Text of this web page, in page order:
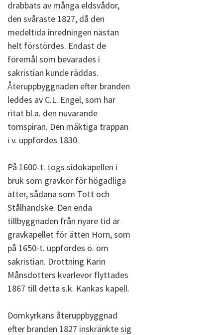
drabbats av många eldsvådor,
den svåraste 1827, då den
medeltida inredningen nästan
helt förstördes. Endast de
föremål som bevarades i
sakristian kunde räddas.
Återuppbyggnaden efter branden
leddes av C.L. Engel, som har
ritat bl.a. den nuvarande
tornspiran. Den mäktiga trappan
i v. uppfördes 1830.
På 1600-t. togs sidokapellen i
bruk som gravkor för högadliga
ätter, sådana som Tott och
Stålhandske. Den enda
tillbyggnaden från nyare tid är
gravkapellet för ätten Horn, som
på 1650-t. uppfördes ö. om
sakristian. Drottning Karin
Månsdotters kvarlevor flyttades
1867 till detta s.k. Kankas kapell.
Domkyrkans återuppbyggnad
efter branden 1827 inskränkte sig